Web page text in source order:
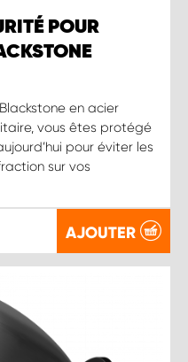
POUR
en acier
vous êtes protégé
pour éviter les
sur vos
AJOUTER